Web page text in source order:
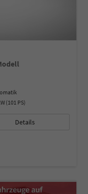
(101 PS)
Details